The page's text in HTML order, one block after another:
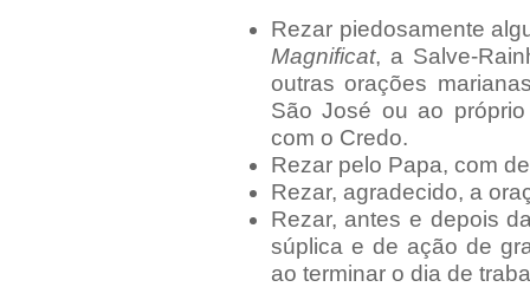
Rezar piedosamente
Magnificat, a Salve-
outras orações
São José ou ao
com o Credo.
Rezar pelo Papa, com
Rezar, agradecido, a
Rezar, antes e depois
súplica e de ação de
ao terminar o dia de